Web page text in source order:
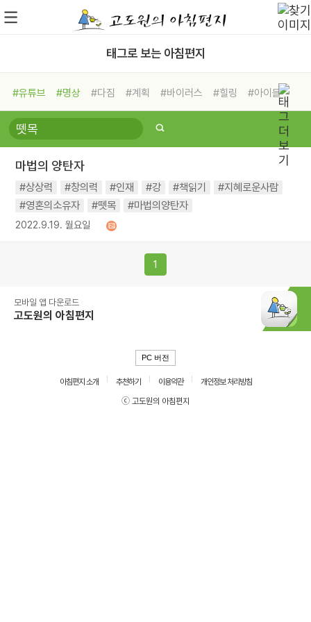
태그로 보는 아침편지
#유튜브 #명상 #다짐 #계획 #바이러스 #힐링
#아이들
#비전캠프
#독서캠프 #삶
#희망
#나눔 #친구 #링컨학교
#독서
#건강 #면역력
마법의 양탄자
#상상력 #창의력 #인재 #강 #책읽기
#지혜로운사람
#영혼의소유자
#뗏목 #마법의양탄자
2022.9.19. 월요일
1
모바일 앱 다운로드
고도원의 아침편지
PC 버전
아침편지 소개 추천하기 이용약관
개인정보 처리방침
ⓒ 고도원의 아침편지